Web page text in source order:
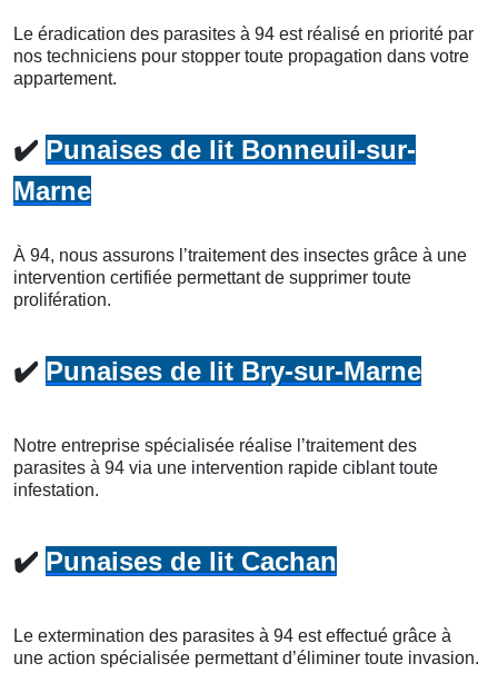
Le éradication des parasites à 94 est réalisé en priorité par
nos techniciens pour stopper toute propagation dans votre
appartement.
✔️ Punaises de lit Bonneuil-sur-
Marne
À 94, nous assurons l’traitement des insectes grâce à une
intervention certifiée permettant de supprimer toute
prolifération.
✔️ Punaises de lit Bry-sur-Marne
Notre entreprise spécialisée réalise l’traitement des
parasites à 94 via une intervention rapide ciblant toute
infestation.
✔️ Punaises de lit Cachan
Le extermination des parasites à 94 est effectué grâce à
une action spécialisée permettant d’éliminer toute invasion.